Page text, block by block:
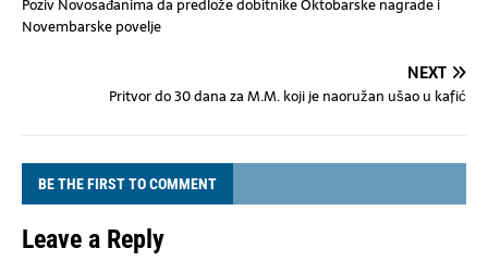
Poziv Novosađanima da predlože dobitnike Oktobarske nagrade i
Novembarske povelje
NEXT
Pritvor do 30 dana za M.M. koji je naoružan ušao u kafić
BE THE FIRST TO COMMENT
Leave a Reply